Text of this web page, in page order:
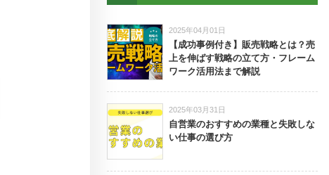
2025年04月01日
【成功事例付き】販売戦略とは？売
上を伸ばす戦略の立て方・フレーム
ワーク活用法まで解説
2025年03月31日
自営業のおすすめの業種と失敗しな
い仕事の選び方